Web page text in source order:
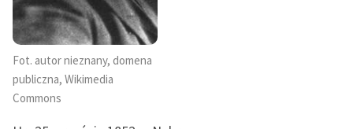
feministycznej
Ręce pełne poezji
Kolekcje edukacyjne
twórców przechodzących
Fot. autor nieznany, domena
publiczna, Wikimedia
Commons